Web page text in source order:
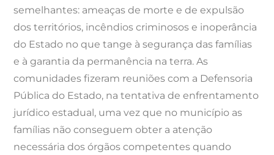
semelhantes: ameaças de morte e de expulsão
dos territórios, incêndios criminosos e inoperância
do Estado no que tange à segurança das famílias
e à garantia da permanência na terra. As
comunidades fizeram reuniões com a Defensoria
Pública do Estado, na tentativa de enfrentamento
jurídico estadual, uma vez que no município as
famílias não conseguem obter a atenção
necessária dos órgãos competentes quando